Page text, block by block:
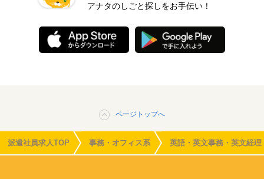
アナタのしごと探しをお手伝い！
ページトップへ
派遣社員求人TOP 事務・オフィス系 英語・英文事務・英文経理